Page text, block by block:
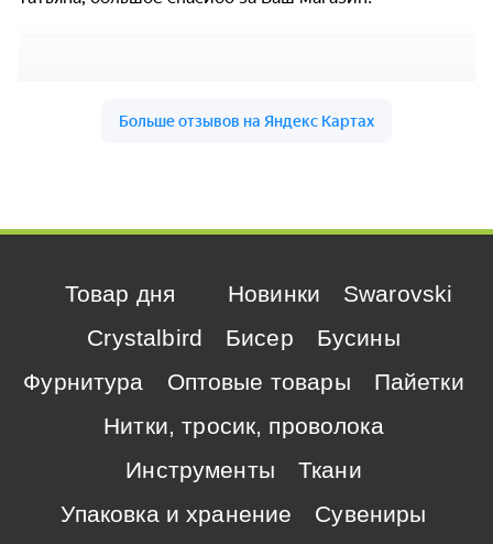
Товар дня Новинки
Swarovski
Crystalbird
Бисер
Бусины
Фурнитура
Оптовые товары
Пайетки
Нитки, тросик, проволока
Инструменты
Ткани
Упаковка и хранение
Сувениры